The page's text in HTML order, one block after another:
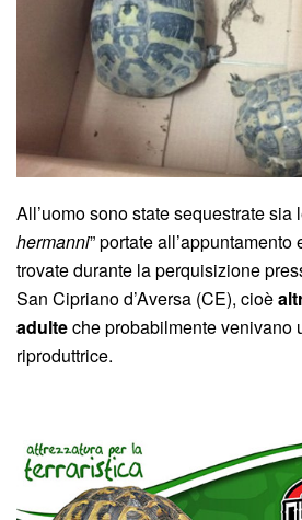
All’uomo sono state sequestrate sia
hermanni” portate
trovate durante la perquisizione
San Cipriano d’Aversa (CE), cioè
adulteche probabilmente venivano
riproduttrice.